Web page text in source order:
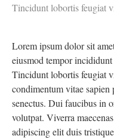
Tincidunt lobortis feugiat
Lorem ipsum dolor sit
eiusmod tempor
Tincidunt lobortis feugiat
condimentum vitae
senectus. Dui faucibus in
volutpat. Viverra
adipiscing elit duis